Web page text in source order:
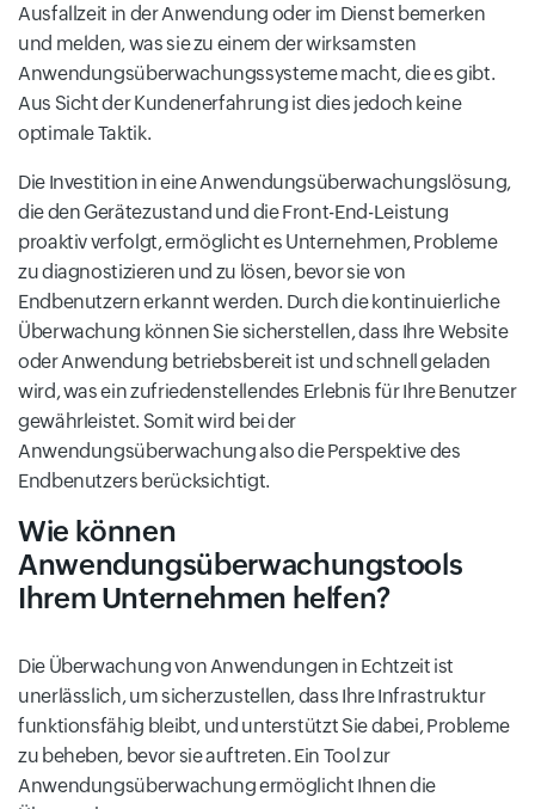
Ausfallzeit in der Anwendung oder im Dienst bemerken
und melden, was sie zu einem der wirksamsten
Anwendungsüberwachungssysteme macht, die es gibt.
Aus Sicht der Kundenerfahrung ist dies jedoch keine
optimale Taktik.
Die Investition in eine Anwendungsüberwachungslösung,
die den Gerätezustand und die Front-End-Leistung
proaktiv verfolgt, ermöglicht es Unternehmen, Probleme
zu diagnostizieren und zu lösen, bevor sie von
Endbenutzern erkannt werden. Durch die kontinuierliche
Überwachung können Sie sicherstellen, dass Ihre Website
oder Anwendung betriebsbereit ist und schnell geladen
wird, was ein zufriedenstellendes Erlebnis für Ihre Benutzer
gewährleistet. Somit wird bei der
Anwendungsüberwachung also die Perspektive des
Endbenutzers berücksichtigt.
Wie können
Anwendungsüberwachungstools
Ihrem Unternehmen helfen?
Die Überwachung von Anwendungen in Echtzeit ist
unerlässlich, um sicherzustellen, dass Ihre Infrastruktur
funktionsfähig bleibt, und unterstützt Sie dabei, Probleme
zu beheben, bevor sie auftreten. Ein Tool zur
Anwendungsüberwachung ermöglicht Ihnen die